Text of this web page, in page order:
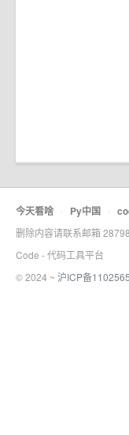
今天看啥 · Py中国 ·
删除内容请联系邮箱
Code - 代码工具平台
© 2024 ~ 沪ICP备